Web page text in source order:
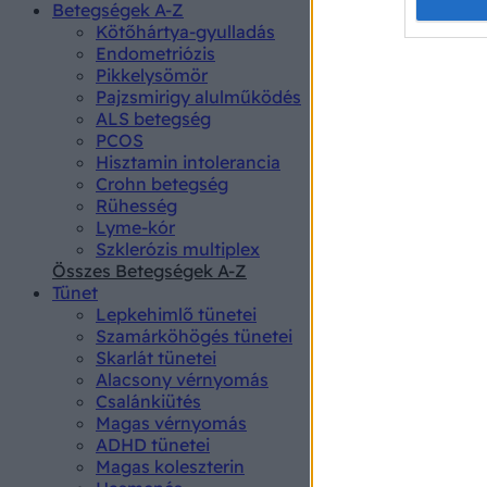
Betegségek A-Z
Kötőhártya-gyulladás
Endometriózis
Pikkelysömör
Pajzsmirigy alulműködés
ALS betegség
PCOS
Hisztamin intolerancia
Crohn betegség
Rühesség
Lyme-kór
Szklerózis multiplex
Összes Betegségek A-Z
Tünet
Lepkehimlő tünetei
Szamárköhögés tünetei
Skarlát tünetei
Alacsony vérnyomás
Csalánkiütés
Magas vérnyomás
ADHD tünetei
Magas koleszterin